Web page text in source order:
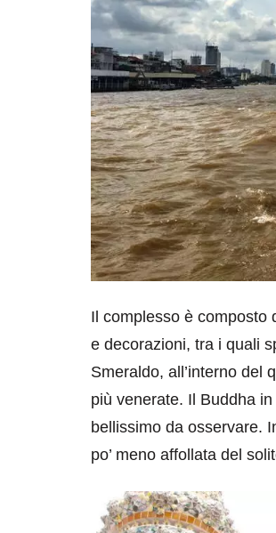
Il complesso è composto
e decorazioni, tra i quali
Smeraldo, all’interno del
più venerate. Il Buddha
bellissimo da osservare.
po’ meno affollata del